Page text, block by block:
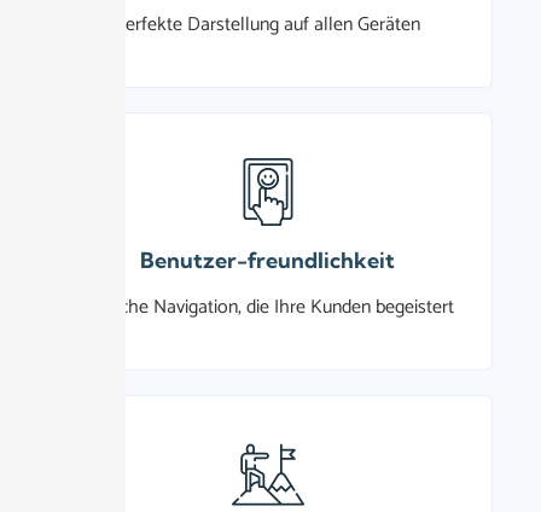
Perfekte Darstellung auf allen Geräten
Benutzer-freundlichkeit
Einfache Navigation, die Ihre Kunden begeistert